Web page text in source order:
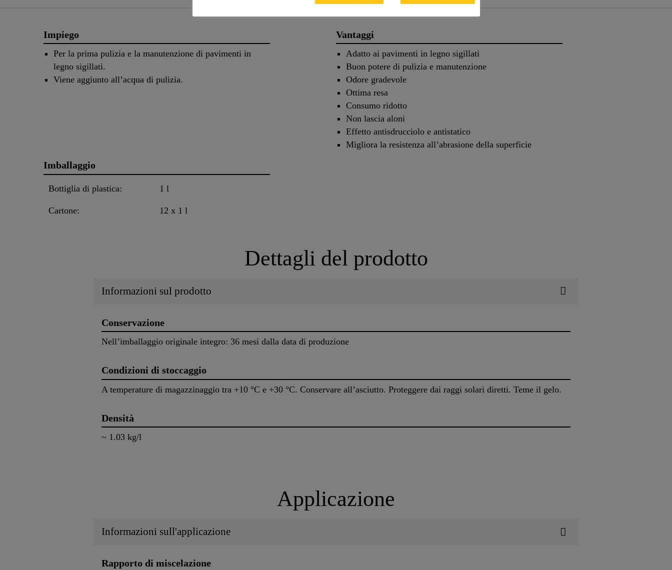
Impiego
Per la prima pulizia e la manutenzione di pavimenti in
legno sigillati.
Viene aggiunto all’acqua di pulizia.
Vantaggi
Adatto ai pavimenti in legno sigillati
Buon potere di pulizia e manutenzione
Odore gradevole
Ottima resa
Consumo ridotto
Non lascia aloni
Effetto antisdrucciolo e antistatico
Migliora la resistenza all’abrasione della superficie
Imballaggio
Bottiglia di plastica: 1 l
Cartone: 12 x 1 l
Dettagli del prodotto
Informazioni sul prodotto
Conservazione
Nell’imballaggio originale integro: 36 mesi dalla data di produzione
Condizioni di stoccaggio
A temperature di magazzinaggio tra +10 °C e +30 °C. Conservare all’asciutto. Proteggere dai raggi solari diretti. Teme il gelo.
Densità
~ 1.03 kg/l
Applicazione
Informazioni sull'applicazione
Rapporto di miscelazione